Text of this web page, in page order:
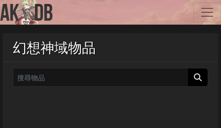
幻想神域物品